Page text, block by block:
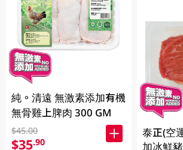
純。清遠 無激素添加有機
無骨雞上脾肉 300 GM
$45.00
$35.90
泰正(空
加冰鮮